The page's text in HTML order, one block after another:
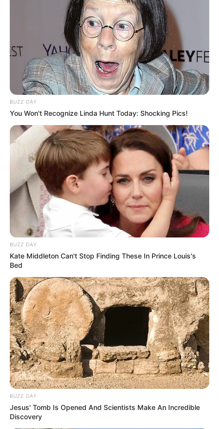
Saat ramai dikabarkan akan melangsungkan lamaran dengan
youtuber Ria Ricis, ia pun mengganti foto profil di TikTok
dengan potret wajahnya yang ditutupi telapak tangan berhias
cincin di jari manis.
Di TikTok, ia sering mengunggah kebersamaan dengan Ria
Ricis.
Untuk Instagram, ia lebih sering menunjukkan kedekatan
Merupakan sosok family man. Terbukti, ia sering meng-upload
kebersamaan dengan orang tua dan adiknya di Instagram.
Ia memiliki bisnis persewaan kost yang bisa mendatangkan
banyak keuntungan.
Tak cuma cerdas dan memiliki karier yang bagus, ia punya
wajah tampan dan hidung mancung yang bisa menarik
perhatian kaum wanita.
Pada tahun 2024, Ria Ricis mengajukan gugatan cerai namun
tangga mereka.
Film
Perjalanan Pembuktian Cinta(2024), sebagai Raehan
Web Series
Bidadari Bermata Bening(Viu Indonesia | 2023), sebagai
Anton
Setan Glow Up(2022), sebagai Ryan
Sinetron
Saleha(2024), sebagai Azzam
BUZZ DAY
You Won't Recognize Linda Hunt Today: Shocking Pics!
BUZZ DAY
Kate Middleton Can't Stop Finding These In Prince Louis's
Bed
BUZZ DAY
Jesus' Tomb Is Opened And Scientists Make An Incredible
Discovery